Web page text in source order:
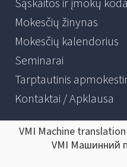
Sąskaitos ir įmokų
Mokesčių žinynas
Mokesčių kalendorius
Seminarai
Tarptautinis
Kontaktai / Apklausa
VMI Machine
VMI Машинний